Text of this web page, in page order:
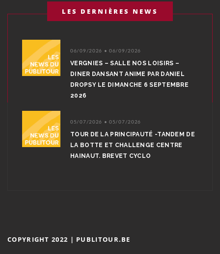
LES DERNIÈRES NEWS
06/09/2026 • 06/09/2026
VERGNIES – SALLE NOS LOISIRS –
DINER DANSANT ANIME PAR DANIEL
DROPSY LE DIMANCHE 6 SEPTEMBRE
2026
05/07/2026 • 05/07/2026
TOUR DE LA PRINCIPAUTÉ -TANDEM DE
LA BOTTE ET CHALLENGE CENTRE
HAINAUT. BREVET CYCLO
COPYRIGHT 2022 | PUBLITOUR.BE